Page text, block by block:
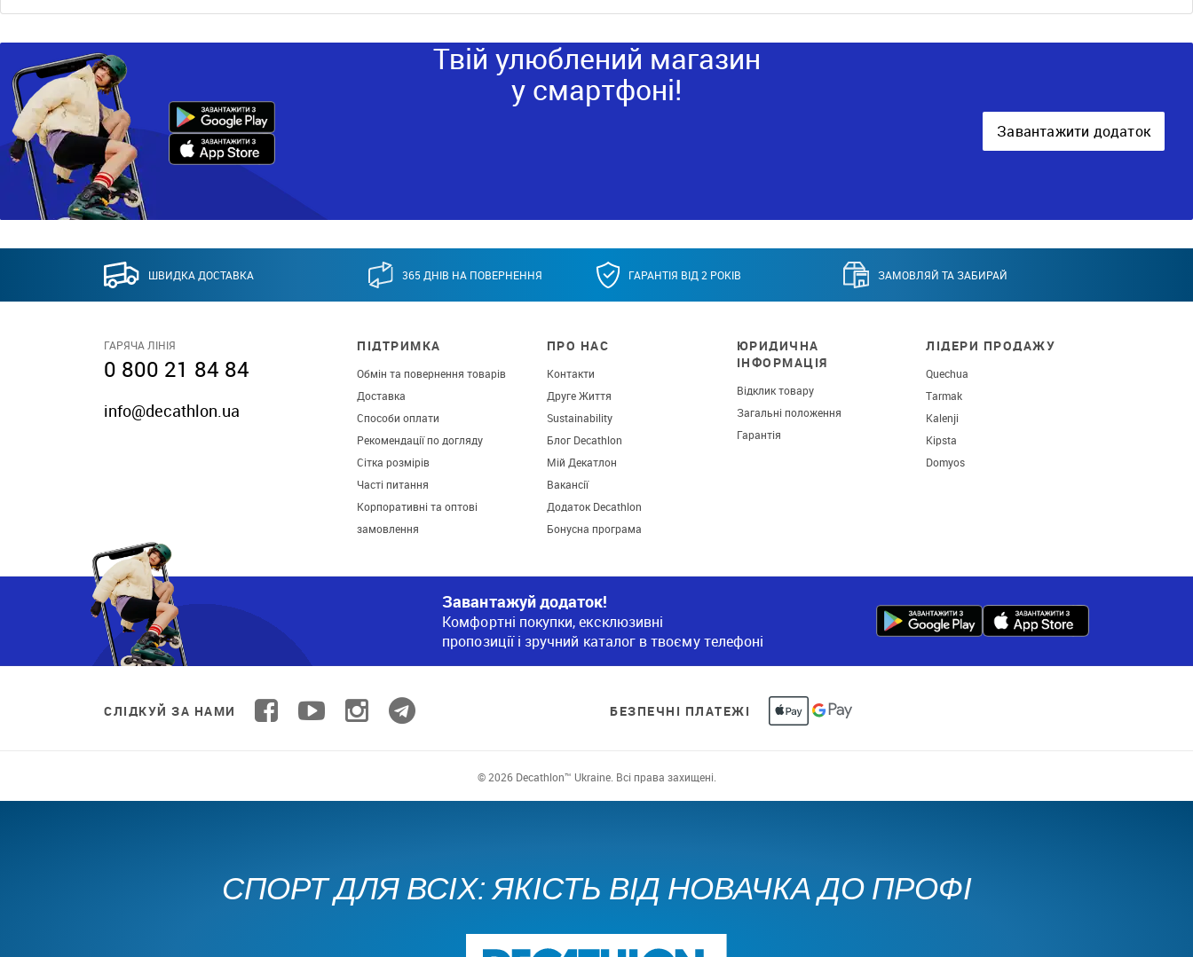
Твій улюблений магазин
у смартфоні!
Завантажити додаток
ШВИДКА ДОСТАВКА 365 ДНІВ НА ПОВЕРНЕННЯ ГАРАНТІЯ ВІД 2 РОКІВ ЗАМОВЛЯЙ ТА ЗАБИРАЙ
ГАРЯЧА ЛІНІЯ
0 800 21 84 84
info@decathlon.ua
ПІДТРИМКА
Обмін та повернення товарів
Доставка
Способи оплати
Рекомендації по догляду
Сітка розмірів
Часті питання
Корпоративні та оптові
замовлення
ПРО НАС
Контакти
Друге Життя
Sustainability
Блог Decathlon
Мій Декатлон
Вакансії
Додаток Decathlon
Бонусна програма
ЮРИДИЧНА
ІНФОРМАЦІЯ
Відклик товару
Загальні положення
Гарантія
ЛІДЕРИ ПРОДАЖУ
Quechua
Tarmak
Kalenji
Kipsta
Domyos
Завантажуй додаток!
Комфортні покупки, ексклюзивні
пропозиції і зручний каталог в твоєму телефоні
СЛІДКУЙ ЗА НАМИ БЕЗПЕЧНІ ПЛАТЕЖІ
© 2026 Decathlon™ Ukraine. Всі права захищені.
СПОРТ ДЛЯ ВСІХ: ЯКІСТЬ ВІД НОВАЧКА ДО ПРОФІ